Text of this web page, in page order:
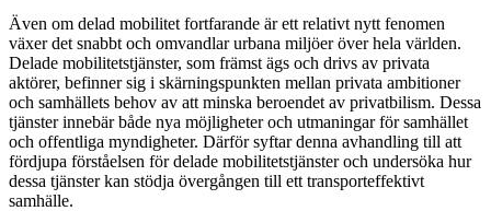
Även om delad mobilitet fortfarande är ett relativt nytt fenomen
växer det snabbt och omvandlar urbana miljöer över hela världen.
Delade mobilitetstjänster, som främst ägs och drivs av privata
aktörer, befinner sig i skärningspunkten mellan privata ambitioner
och samhällets behov av att minska beroendet av privatbilism. Dessa
tjänster innebär både nya möjligheter och utmaningar för samhället
och offentliga myndigheter. Därför syftar denna avhandling till att
fördjupa förståelsen för delade mobilitetstjänster och undersöka hur
dessa tjänster kan stödja övergången till ett transporteffektivt
samhälle.